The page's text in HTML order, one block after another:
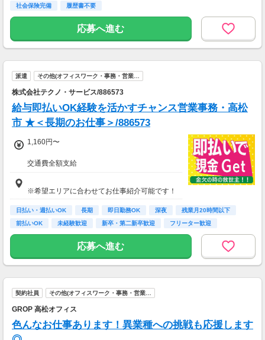
短期でお金を貯めたい方にはピッタリ！
社会保険完備
履歴書不要
応募へ進む
派遣 その他(オフィスワーク・事務・営業…
株式会社テクノ・サービス/886573
給与即払いOK経験を活かすチャンス営業事務・高松
市 ★＜長期のお仕事＞/886573
1,160円〜
交通費全額支給
即払い制度有
※希望エリアに合わせてお仕事紹介可能です！
日払い・週払いOK 長期 即日勤務OK 深夜
残業月20時間以下
前払いOK
未経験歓迎 新卒・第二新卒歓迎 フリーター歓迎
応募へ進む
契約社員 その他(オフィスワーク・事務・営業…
GROP 高松オフィス
色んなお仕事あります！異業種への挑戦も応援します